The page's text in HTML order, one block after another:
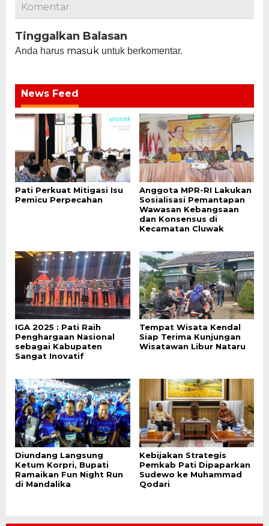
Komentar
Tinggalkan Balasan
Anda harus masuk untuk berkomentar.
News Feed
Pati Perkuat Mitigasi Isu
Pemicu Perpecahan
Anggota MPR-RI Lakukan
Sosialisasi Pemantapan
Wawasan Kebangsaan
dan Konsensus di
Kecamatan Cluwak
IGA 2025 : Pati Raih
Penghargaan Nasional
sebagai Kabupaten
Sangat Inovatif
Tempat Wisata Kendal
Siap Terima Kunjungan
Wisatawan Libur Nataru
Diundang Langsung
Ketum Korpri, Bupati
Ramaikan Fun Night Run
di Mandalika
Kebijakan Strategis
Pemkab Pati Dipaparkan
Sudewo ke Muhammad
Qodari